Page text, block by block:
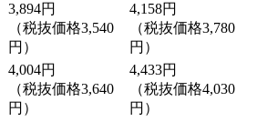
3,894円
（税抜価格3,540
円）
4,158円
（税抜価格3,780
円）
4,004円
（税抜価格3,640
円）
4,433円
（税抜価格4,030
円）